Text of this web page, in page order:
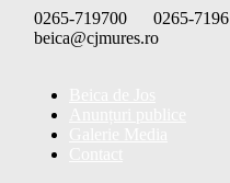
Skip0265-719700
0265-
beica@cjmures.ro